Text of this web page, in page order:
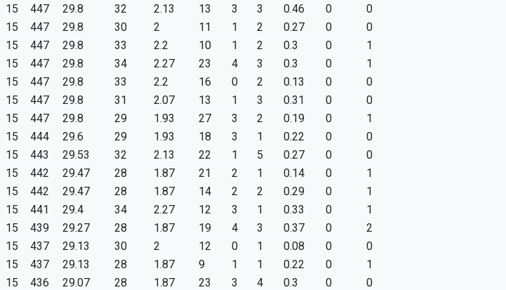
15 447 29.8 32 2.13 13 3 3 0.46 0
0
15 447 29.8 30 2 11 1 2 0.27 0
0
15 447 29.8 33 2.2 10 1 2 0.3 0
1
15 447 29.8 34 2.27 23 4 3 0.3 0
1
15 447 29.8 33 2.2 16 0 2 0.13 0
0
15 447 29.8 31 2.07 13 1 3 0.31 0
0
15 447 29.8 29 1.93 27 3 2 0.19 0
1
15 444 29.6 29 1.93 18 3 1 0.22 0
0
15 443 29.53 32 2.13 22 1 5 0.27 0
0
15 442 29.47 28 1.87 21 2 1 0.14 0
1
15 442 29.47 28 1.87 14 2 2 0.29 0
1
15 441 29.4 34 2.27 12 3 1 0.33 0
1
15 439 29.27 28 1.87 19 4 3 0.37 0
2
15 437 29.13 30 2 12 0 1 0.08 0
0
15 437 29.13 28 1.87 9 1 1 0.22 0
1
15 436 29.07 28 1.87 23 3 4 0.3 0
0